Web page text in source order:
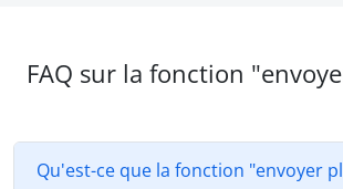
FAQ sur la fonction
Qu'est-ce que la fonction "envoyer